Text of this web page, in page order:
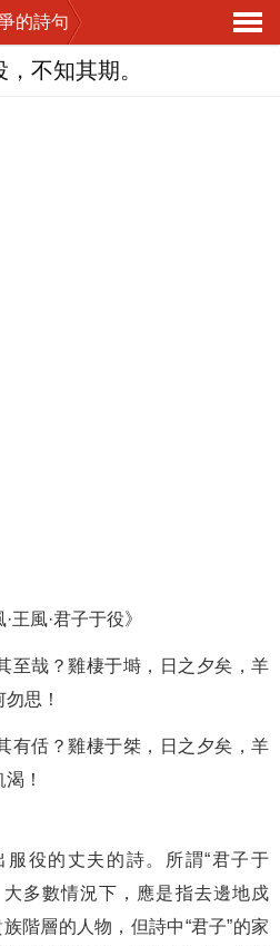
的詩句
導
不知其期。
風·君子于役》
至哉？雞棲于塒，日之夕矣，羊
思！
有佸？雞棲于桀，日之夕矣，羊
！
役的丈夫的詩。所謂“君子于
大多數情況下，應是指去邊地戍
階層的人物，但詩中“君子”的家